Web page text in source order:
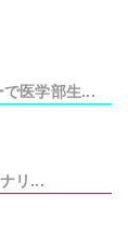
医学部生...
リ...